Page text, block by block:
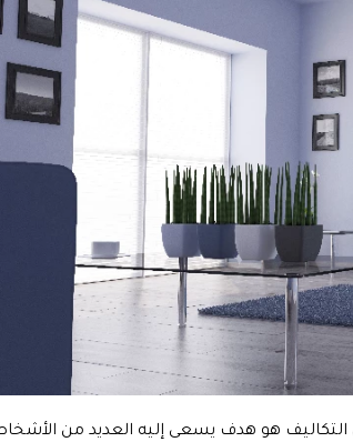
خطوات، تشطيب الشقة بأقل التكاليف هو هدف يسعى